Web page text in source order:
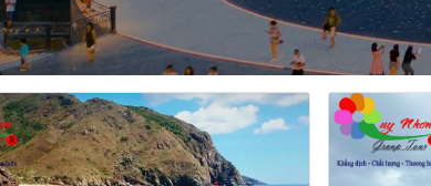
Khách sạn Xavia